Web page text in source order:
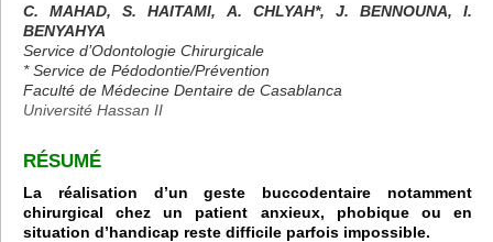
C. MAHAD, S. HAITAMI, A. CHLYAH*, J. BENNOUNA, I.
BENYAHYA
Service d’Odontologie Chirurgicale
* Service de Pédodontie/Prévention
Faculté de Médecine Dentaire de Casablanca
Université Hassan II
RÉSUMÉ
La réalisation d’un geste buccodentaire notamment
chirurgical chez un patient anxieux, phobique ou en
situation d’handicap reste difficile parfois impossible.